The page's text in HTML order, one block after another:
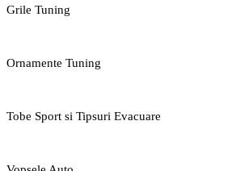
Grile Tuning
Ornamente Tuning
Tobe Sport si Tipsuri Evacuare